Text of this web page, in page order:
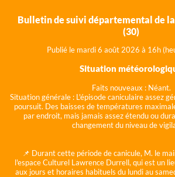
Bulletin de suivi départemental de
(30)
Publié le mardi 6 août 2026 à 16h
Situation
Faits nouveaux : Néant.
Situation générale : L'épisode caniculaire assez
poursuit. Des baisses de températures
par endroit, mais jamais assez étendu ou
changement du niveau de
📌 Durant cette période de canicule, M. le
l'espace Culturel Lawrence Durrell, qui est un
aux jours et horaires habituels du lundi au